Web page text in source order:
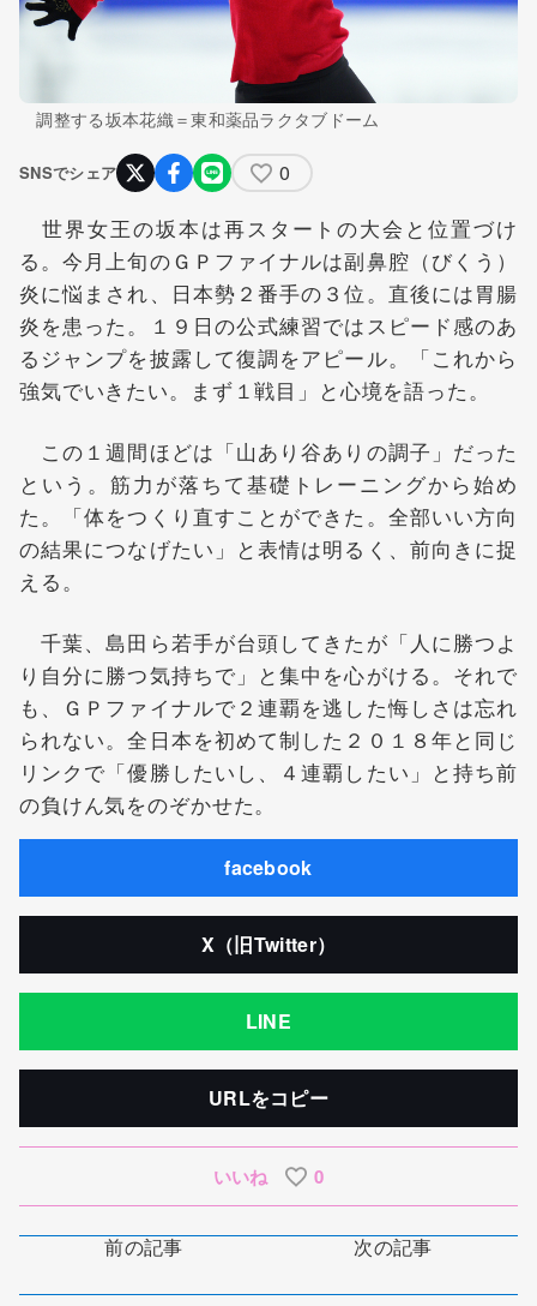
調整する坂本花織＝東和薬品ラクタブドーム
SNSでシェア 0
世界女王の坂本は再スタートの大会と位置づけ
る。今月上旬のＧＰファイナルは副鼻腔（びくう）
炎に悩まされ、日本勢２番手の３位。直後には胃腸
炎を患った。１９日の公式練習ではスピード感のあ
るジャンプを披露して復調をアピール。「これから
強気でいきたい。まず１戦目」と心境を語った。
この１週間ほどは「山あり谷ありの調子」だった
という。筋力が落ちて基礎トレーニングから始め
た。「体をつくり直すことができた。全部いい方向
の結果につなげたい」と表情は明るく、前向きに捉
える。
千葉、島田ら若手が台頭してきたが「人に勝つよ
り自分に勝つ気持ちで」と集中を心がける。それで
も、ＧＰファイナルで２連覇を逃した悔しさは忘れ
られない。全日本を初めて制した２０１８年と同じ
リンクで「優勝したいし、４連覇したい」と持ち前
の負けん気をのぞかせた。
facebook
X（旧Twitter）
LINE
URLをコピー
いいね 0
前の記事 次の記事